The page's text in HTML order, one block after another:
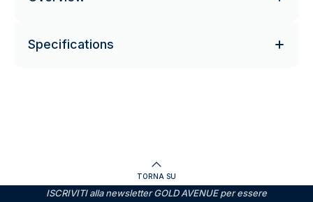
Specifications
TORNA SU
ISCRIVITI alla newsletter GOLD AVENUE per essere